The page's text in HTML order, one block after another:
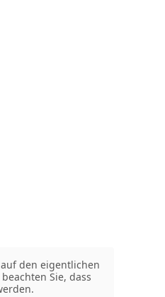
den eigentlichen
Sie, dass